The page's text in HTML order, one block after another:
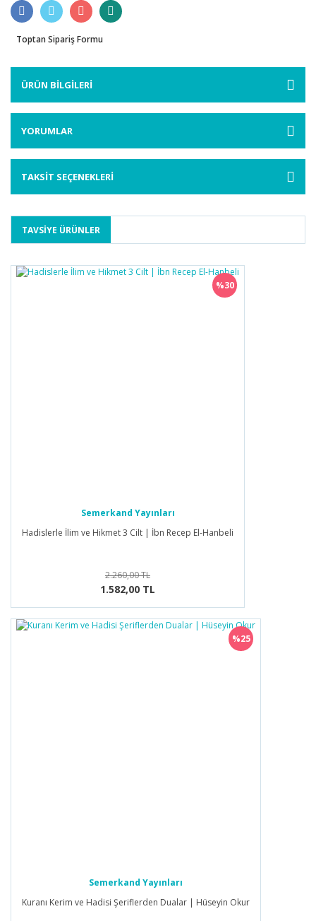
Toptan Sipariş Formu
ÜRÜN BİLGİLERİ
YORUMLAR
TAKSİT SEÇENEKLERİ
TAVSİYE ÜRÜNLER
%30
Semerkand Yayınları
Hadislerle İlim ve Hikmet 3 Cilt | İbn Recep El-Hanbeli
2.260,00 TL
1.582,00 TL
%25
Semerkand Yayınları
Kuranı Kerim ve Hadisi Şeriflerden Dualar | Hüseyin Okur